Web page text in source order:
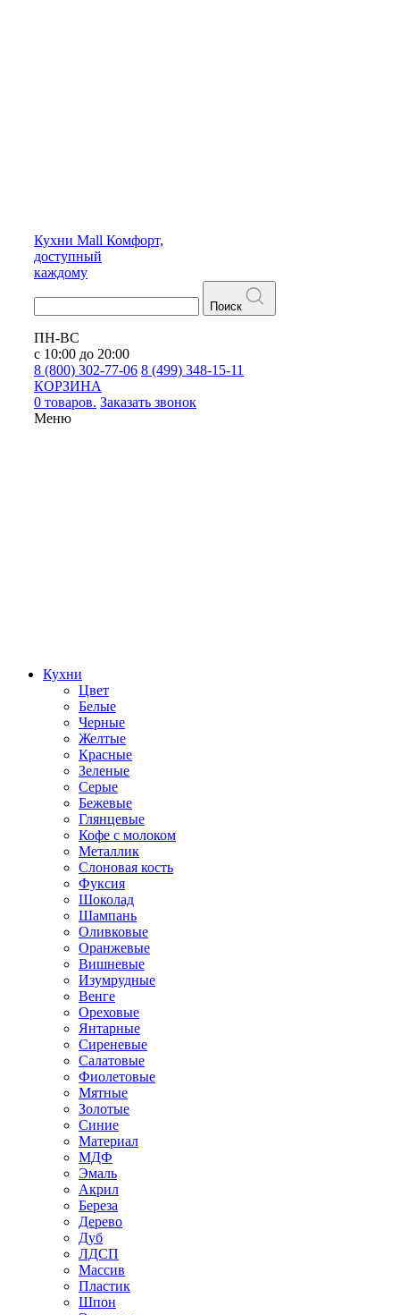
Кухни Mall Комфорт,
доступный
каждому
Поиск
ПН-ВС
с 10:00 до 20:00
8 (800) 302-77-06 8 (499) 348-15-11
КОРЗИНА
0 товаров. Заказать звонок
Меню
Кухни
Цвет
Белые
Черные
Желтые
Красные
Зеленые
Серые
Бежевые
Глянцевые
Кофе с молоком
Металлик
Слоновая кость
Фуксия
Шоколад
Шампань
Оливковые
Оранжевые
Вишневые
Изумрудные
Венге
Ореховые
Янтарные
Сиреневые
Салатовые
Фиолетовые
Мятные
Золотые
Синие
Материал
МДФ
Эмаль
Акрил
Береза
Дерево
Дуб
ЛДСП
Массив
Пластик
Шпон